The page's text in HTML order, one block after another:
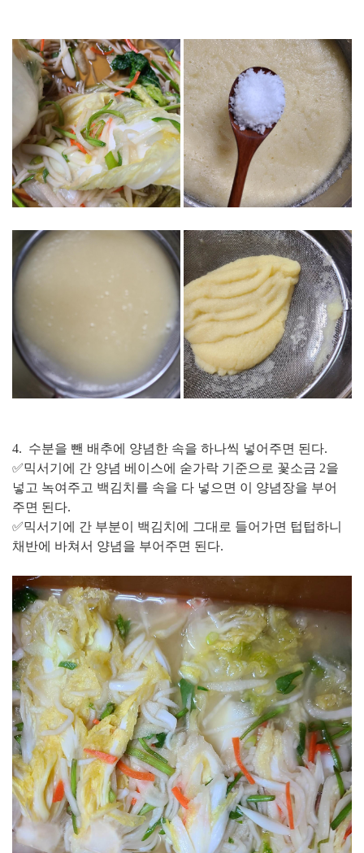
4. 수분을 뺀 배추에 양념한 속을 하나씩 넣어주면 된다.
✅믹서기에 간 양념 베이스에 숟가락 기준으로 꽃소금 2을
넣고 녹여주고 백김치를 속을 다 넣으면 이 양념장을 부어
주면 된다.
✅믹서기에 간 부분이 백김치에 그대로 들어가면 텁텁하니
채반에 바쳐서 양념을 부어주면 된다.